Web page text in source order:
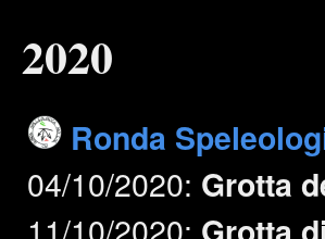
2020
Ronda
04/10/2020: Grotta
11/10/2020: